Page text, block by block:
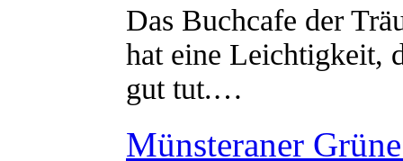
Das Buchcafe der
hat eine Leichtigkeit,
gut tut.…
Münsteraner